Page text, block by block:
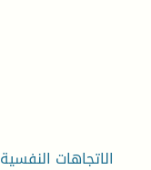
الاتجاهات النفسية